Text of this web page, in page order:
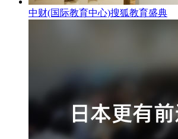
中财(国际教育中心)搜狐教育盛典